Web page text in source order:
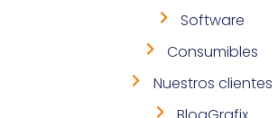
Software
Consumibles
Nuestros clientes